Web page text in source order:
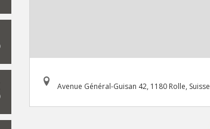
Avenue Général-Guisan 42, 1180 Rolle, Suisse